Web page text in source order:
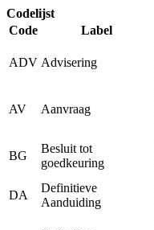
Codelijst
Code
Label
ADV Advisering
AV Aanvraag
BG
Besluit tot
goedkeuring
DA
Definitieve
Aanduiding